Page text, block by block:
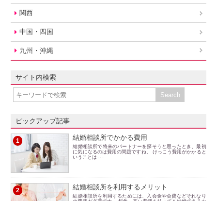
関西
中国・四国
九州・沖縄
サイト内検索
ピックアップ記事
1 結婚相談所でかかる費用
結婚相談所で将来のパートナーを探そうと思ったとき、最初
に気になるのは費用の問題ですね。 けっこう費用がかかると
いうことは･･･
2 結婚相談所を利用するメリット
結婚相談所を利用するためには、入会金や会費などそれなり